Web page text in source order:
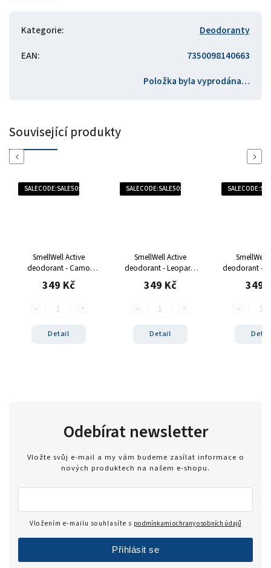
Kategorie:
Deodoranty
EAN:
7350098140663
Položka byla vyprodána…
Související produkty
Previous
SALECODE:SALE50:50:%
SmellWell Active
deodorant - Camo
green
349 Kč
Detail
SALECODE:SALE50:50:%
SmellWell Active
deodorant - Leopard
blue
349 Kč
Detail
SmellWell
deodorant -
349
Next
Odebírat newsletter
Vložte svůj e-mail a my vám budeme zasílat informace o
nových produktech na našem e-shopu.
Vložením e-mailu souhlasíte s podmínkami ochrany osobních údajů
Přihlásit se